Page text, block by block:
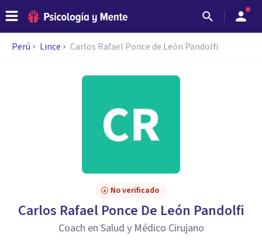
Perú Lince Carlos Rafael Ponce de León Pandolfi
No verificado
Carlos Rafael Ponce De León Pandolfi
Coach en Salud y Médico Cirujano